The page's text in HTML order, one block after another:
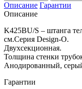
Описание Гарантии
Описание
K425BU/S – штанга
см.Серия Design-O.
Двухсекционная.
Толщина стенки
Анодированный,
Гарантии